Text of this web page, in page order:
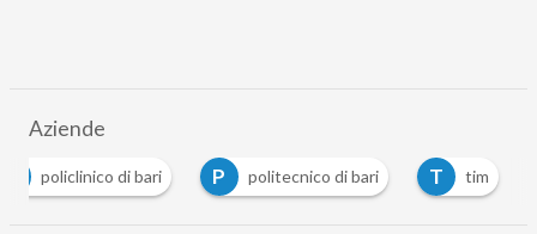
Aziende
policlinico di bari P politecnico di bari T tim